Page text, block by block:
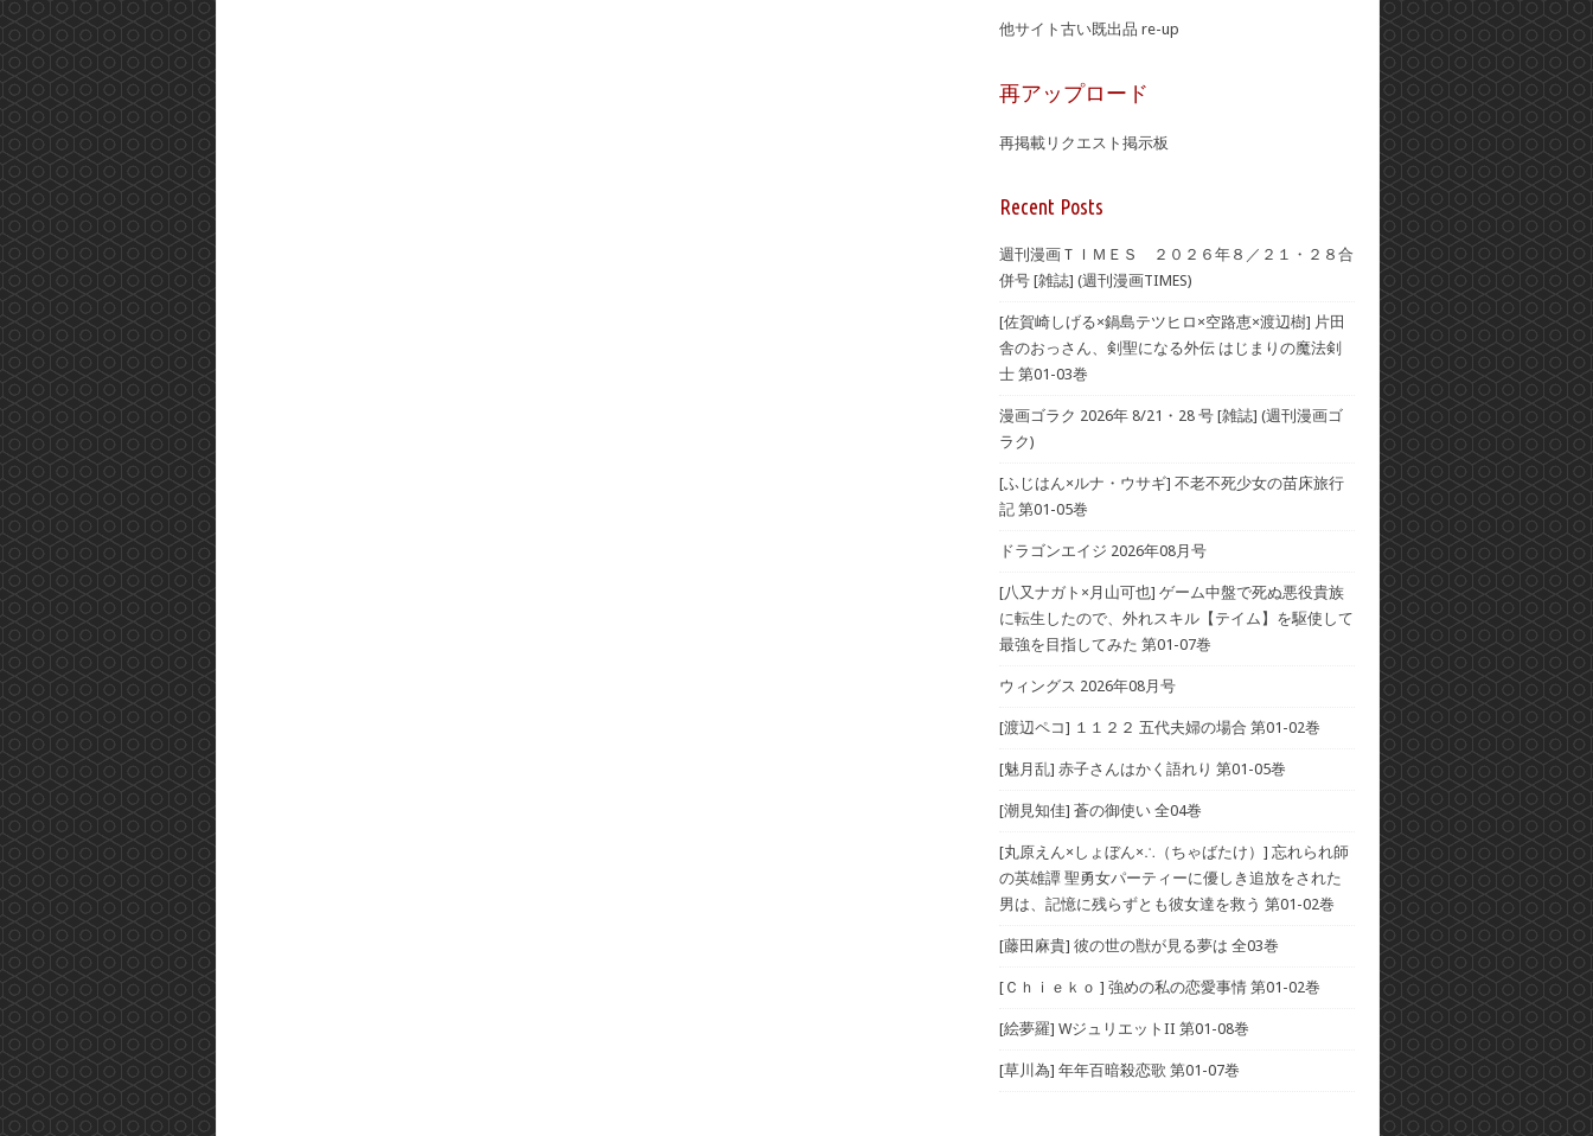
他サイト古い既出品 re-up
再アップロード
再掲載リクエスト掲示板
Recent Posts
週刊漫画ＴＩＭＥＳ ２０２６年８／２１・２８合
併号 [雑誌] (週刊漫画TIMES)
[佐賀崎しげる×鍋島テツヒロ×空路恵×渡辺樹] 片田
舎のおっさん、剣聖になる外伝 はじまりの魔法剣
士 第01-03巻
漫画ゴラク 2026年 8/21・28 号 [雑誌] (週刊漫画ゴ
ラク)
[ふじはん×ルナ・ウサギ] 不老不死少女の苗床旅行
記 第01-05巻
ドラゴンエイジ 2026年08月号
[八又ナガト×月山可也] ゲーム中盤で死ぬ悪役貴族
に転生したので、外れスキル【テイム】を駆使して
最強を目指してみた 第01-07巻
ウィングス 2026年08月号
[渡辺ペコ] １１２２ 五代夫婦の場合 第01-02巻
[魅月乱] 赤子さんはかく語れり 第01-05巻
[潮見知佳] 蒼の御使い 全04巻
[丸原えん×しょぼん×∴（ちゃばたけ）] 忘れられ師
の英雄譚 聖勇女パーティーに優しき追放をされた
男は、記憶に残らずとも彼女達を救う 第01-02巻
[藤田麻貴] 彼の世の獣が見る夢は 全03巻
[Ｃｈｉｅｋｏ ] 強めの私の恋愛事情 第01-02巻
[絵夢羅] WジュリエットII 第01-08巻
[草川為] 年年百暗殺恋歌 第01-07巻